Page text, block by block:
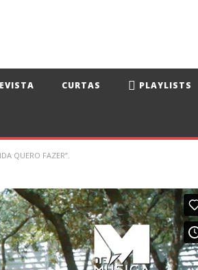
CURTAS PLAYLISTS
QUERO FAZER”.